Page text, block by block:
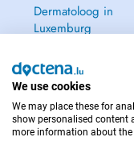
Dermatoloog in
Luxemburg
Gynaecoloog in
Luxemburg
Zie alle →
We use cookies
We may place these for
show personalised content
more information about the